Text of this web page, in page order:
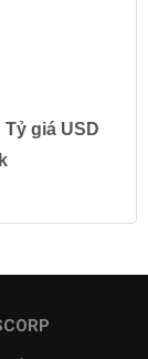
Tỷ giá USD